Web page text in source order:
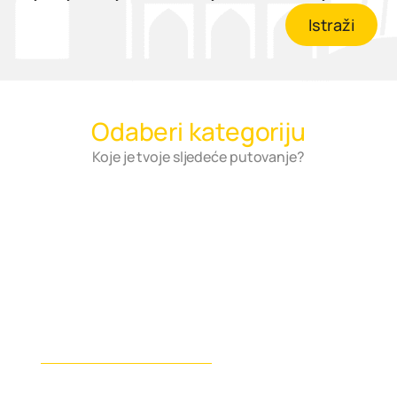
Istraži
Odaberi kategoriju
Koje je tvoje sljedeće putovanje?
Slavonija i Baranja